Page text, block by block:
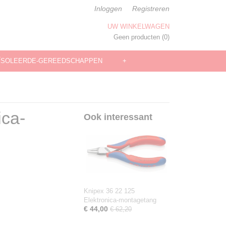
Inloggen Registreren
UW WINKELWAGEN
Geen producten (0)
GEREEDSCHAPPEN +
Ook interessant
Knipex 36 22 125
Elektronica-montagetang
€ 44,00 € 62,20